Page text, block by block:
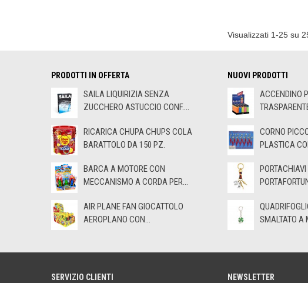
Visualizzati 1-25 su
PRODOTTI IN OFFERTA
SAILA LIQUIRIZIA SENZA
ZUCCHERO ASTUCCIO CONF....
RICARICA CHUPA CHUPS COLA
BARATTOLO DA 150 PZ.
BARCA A MOTORE CON
MECCANISMO A CORDA PER...
AIR PLANE FAN GIOCATTOLO
AEROPLANO CON...
NUOVI PRODOTTI
ACCENDINO
CORNO
PLASTICA
SMALTATO A
SERVIZIO CLIENTI
NEWSLETTER